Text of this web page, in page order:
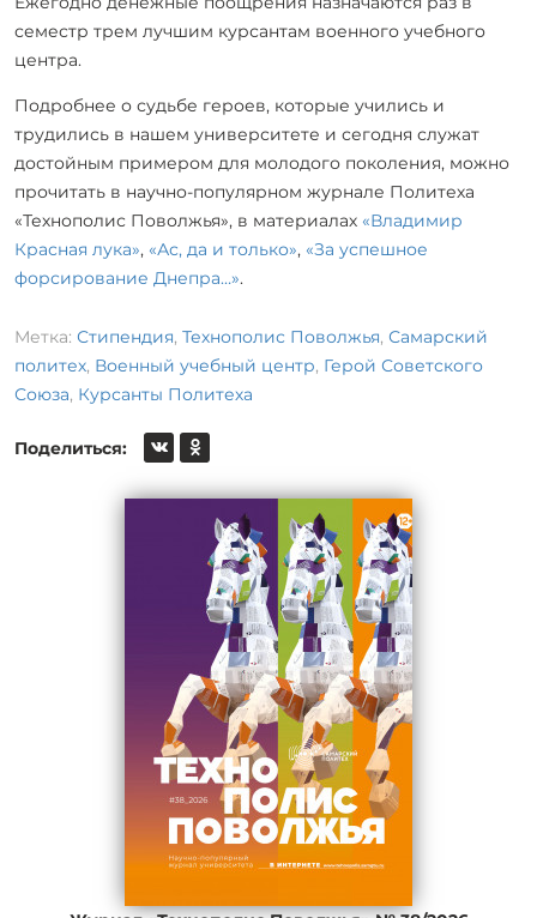
семестр трем лучшим курсантам военного учебного
центра.
Подробнее о судьбе героев, которые учились и
трудились в нашем университете и сегодня служат
достойным примером для молодого поколения, можно
прочитать в научно-популярном журнале Политеха
«Технополис Поволжья», в материалах «Владимир
Красная лука», «Ас, да и только», «За успешное
форсирование Днепра…».
Метка: Стипендия, Технополис Поволжья, Самарский
политех, Военный учебный центр, Герой Советского
Союза, Курсанты Политеха
Поделиться: